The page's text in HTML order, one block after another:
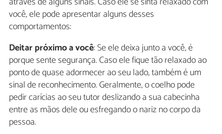
você, ele pode apresentar alguns desses
comportamentos:
Deitar próximo a você: Se ele deixa junto a você, é
porque sente segurança. Caso ele fique tão relaxado ao
ponto de quase adormecer ao seu lado, também é um
sinal de reconhecimento. Geralmente, o coelho pode
pedir carícias ao seu tutor deslizando a sua cabecinha
entre as mãos dele ou esfregando o nariz no corpo da
pessoa.